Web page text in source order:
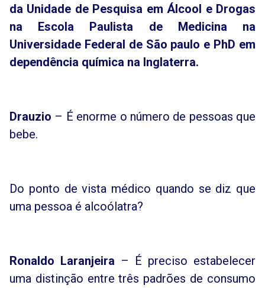
da Unidade de Pesquisa em Álcool e Drogas
na Escola Paulista de Medicina na
Universidade Federal de São paulo e PhD em
dependência química na Inglaterra.
Drauzio – É enorme o número de pessoas que
bebe.
Do ponto de vista médico quando se diz que
uma pessoa é alcoólatra?
Ronaldo Laranjeira – É preciso estabelecer
uma distinção entre três padrões de consumo